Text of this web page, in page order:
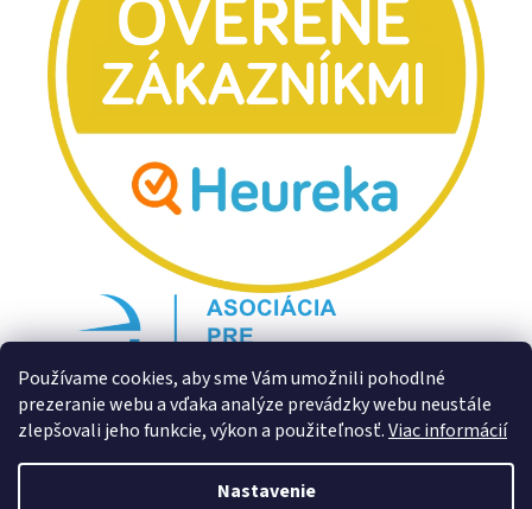
Používame cookies, aby sme Vám umožnili pohodlné
prezeranie webu a vďaka analýze prevádzky webu neustále
zlepšovali jeho funkcie, výkon a použiteľnosť.Viac informácií
Nastavenie